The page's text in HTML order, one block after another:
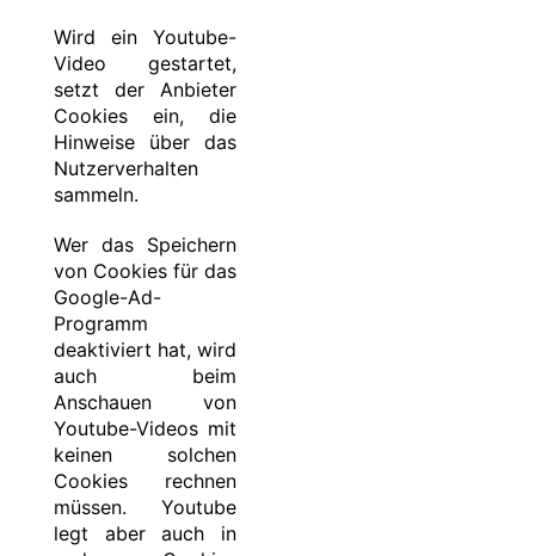
Wird ein Youtube-
Video gestartet,
setzt der Anbieter
Cookies ein, die
Hinweise über das
Nutzerverhalten
sammeln.
Wer das Speichern
von Cookies für das
Google-Ad-
Programm
deaktiviert hat, wird
auch beim
Anschauen von
Youtube-Videos mit
keinen solchen
Cookies rechnen
müssen. Youtube
legt aber auch in